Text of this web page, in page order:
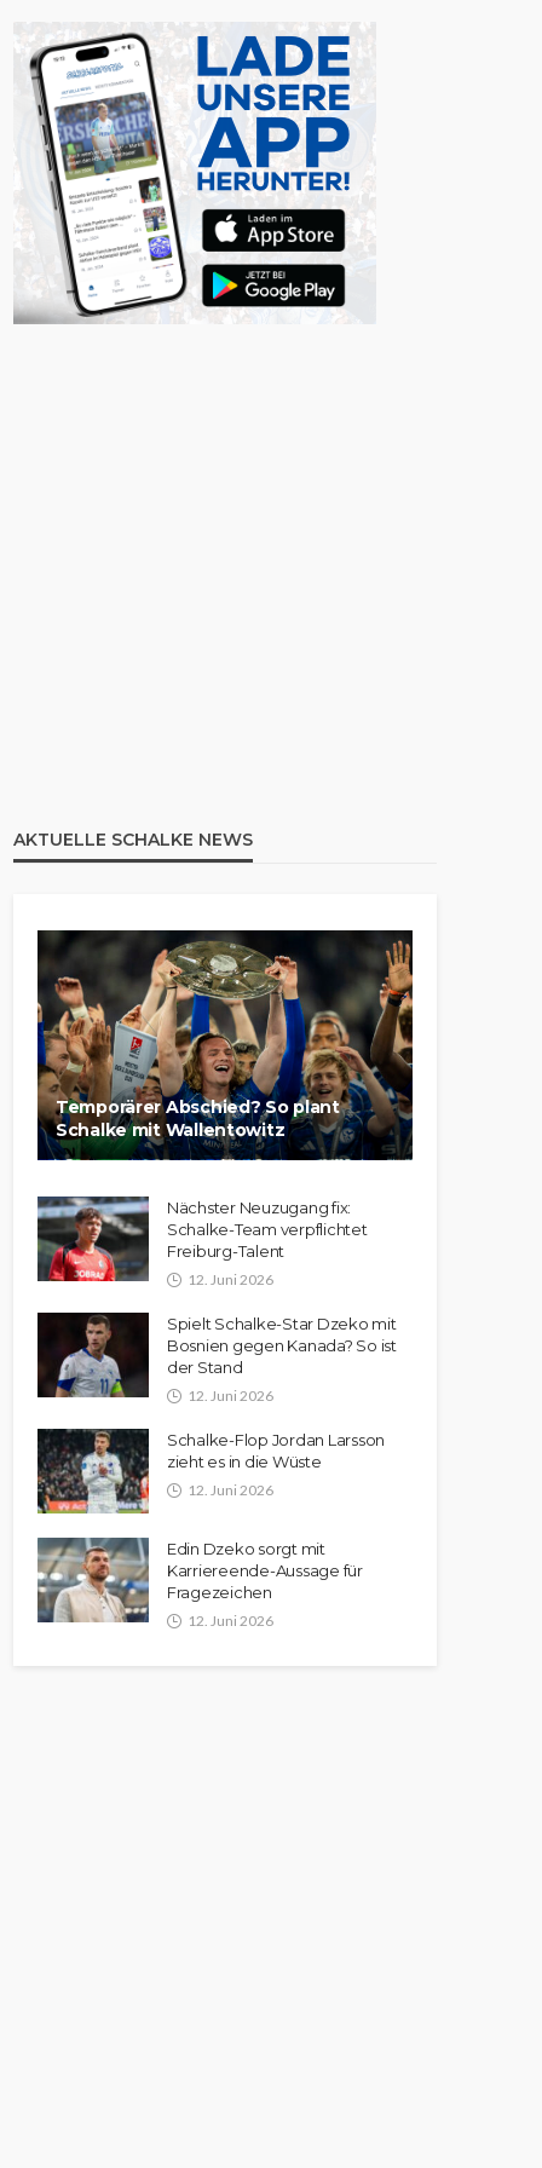
AKTUELLE SCHALKE NEWS
Temporärer Abschied? So plant
Schalke mit Wallentowitz
Nächster Neuzugang fix:
Schalke-Team verpflichtet
Freiburg-Talent
12. Juni 2026
Spielt Schalke-Star Dzeko mit
Bosnien gegen Kanada? So ist
der Stand
12. Juni 2026
Schalke-Flop Jordan Larsson
zieht es in die Wüste
12. Juni 2026
Edin Dzeko sorgt mit
Karriereende-Aussage für
Fragezeichen
12. Juni 2026